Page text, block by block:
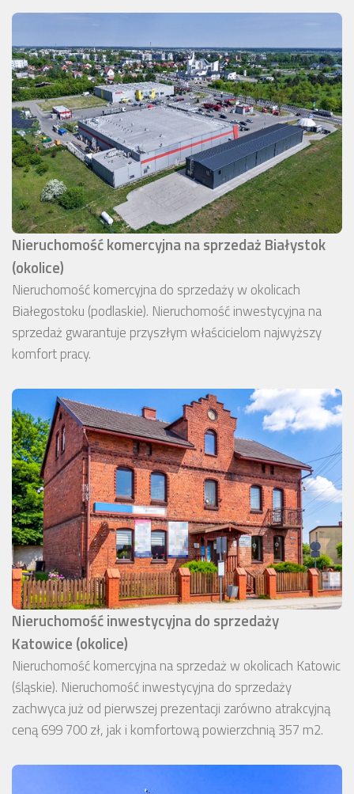
Nieruchomość komercyjna na sprzedaż Białystok
(okolice)
Nieruchomość komercyjna do sprzedaży w okolicach
Białegostoku (podlaskie). Nieruchomość inwestycyjna na
sprzedaż gwarantuje przyszłym właścicielom najwyższy
komfort pracy.
Nieruchomość inwestycyjna do sprzedaży
Katowice (okolice)
Nieruchomość komercyjna na sprzedaż w okolicach Katowic
(śląskie). Nieruchomość inwestycyjna do sprzedaży
zachwyca już od pierwszej prezentacji zarówno atrakcyjną
ceną 699 700 zł, jak i komfortową powierzchnią 357 m2.